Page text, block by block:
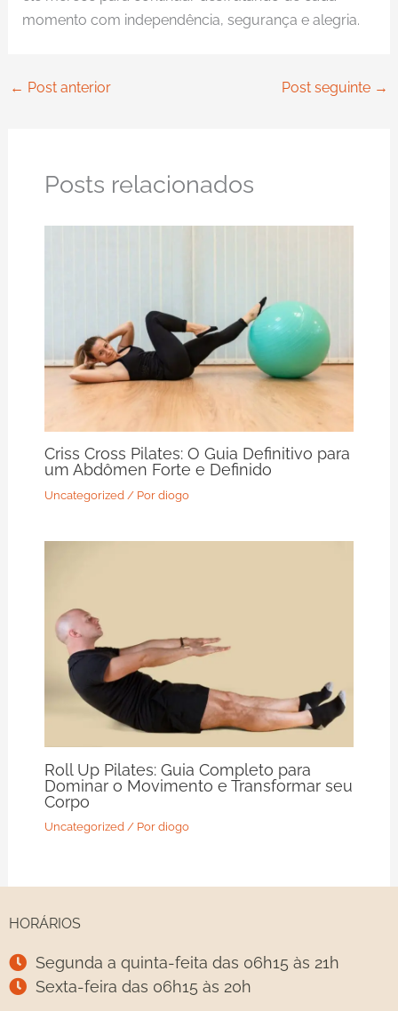
momento com independência, segurança e alegria.
← Post anterior Post seguinte →
Posts relacionados
Criss Cross Pilates: O Guia Definitivo para
um Abdômen Forte e Definido
Uncategorized / Por diogo
Roll Up Pilates: Guia Completo para
Dominar o Movimento e Transformar seu
Corpo
Uncategorized / Por diogo
HORÁRIOS
Segunda a quinta-feita das 06h15 às 21h
Sexta-feira das 06h15 às 20h